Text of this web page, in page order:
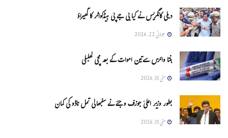
دہلی کانگریس نے کیا بی جے پی ہیڈکواٹر کا گھیراؤ
جولائی 22, 2026
ہنتا وائرس سےتین اموات کے بعد مچی کھلبلی
مئی 11, 2026
بطور وزیر اعلیٰ جوزف وجئے نے سنبھالی تمل ناڈو کی کمان
مئی 11, 2026